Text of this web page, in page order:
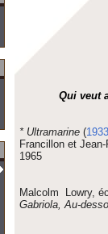
Qui veut
* Ultramarine (1933
Francillon et
1965
Malcolm Lowry,
Gabriola, Au-